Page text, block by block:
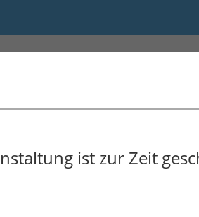
ist zur Zeit